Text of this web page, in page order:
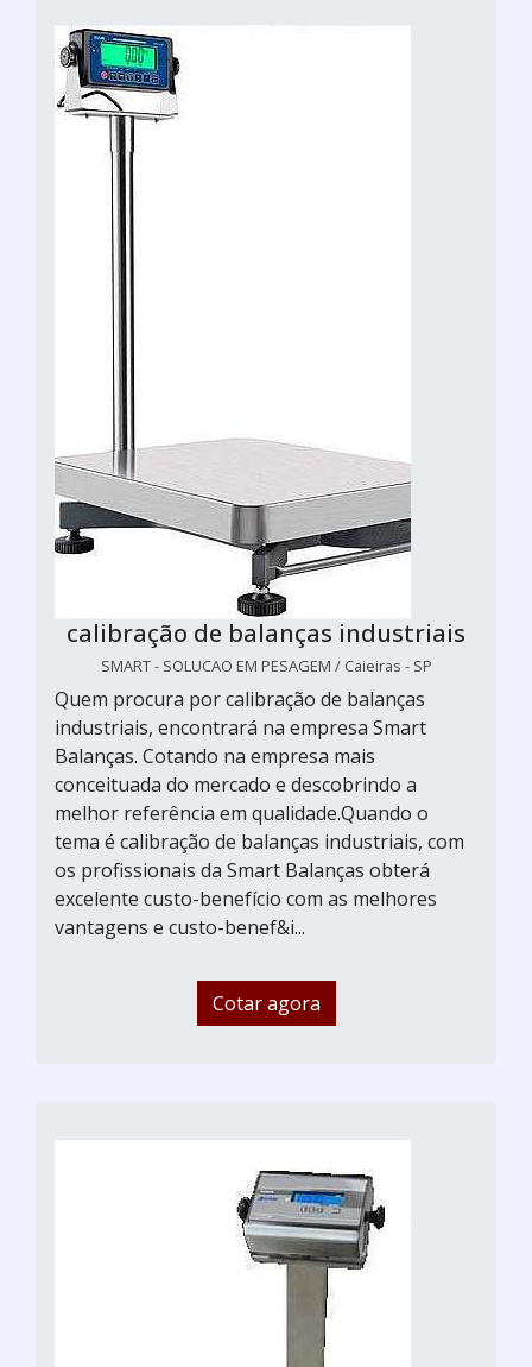
calibração de balanças industriais
SMART - SOLUCAO EM PESAGEM / Caieiras - SP
Quem procura por calibração de balanças
industriais, encontrará na empresa Smart
Balanças. Cotando na empresa mais
conceituada do mercado e descobrindo a
melhor referência em qualidade.Quando o
tema é calibração de balanças industriais, com
os profissionais da Smart Balanças obterá
excelente custo-benefício com as melhores
vantagens e custo-benef&i...
Cotar agora